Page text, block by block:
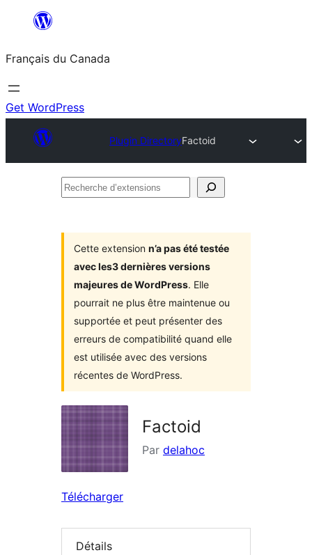
contenu
Français du Canada
Get WordPress
Plugin DirectoryFactoid
Recherche
Cette extension n’a pas été testée
avec les3 dernières versions
majeures de WordPress. Elle
pourrait ne plus être maintenue ou
supportée et peut présenter des
erreurs de compatibilité quand elle
est utilisée avec des versions
récentes de WordPress.
Factoid
Par delahoc
Télécharger
Détails